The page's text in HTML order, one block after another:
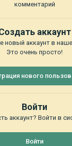
комментарий
аккаунт
новый аккаунт в
Это очень просто!
нового
Войти
аккаунт? Войти в
Войти